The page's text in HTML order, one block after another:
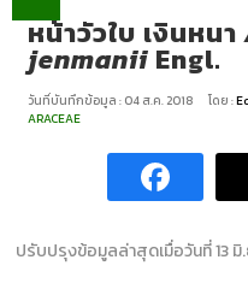
หน้าวัวใบ เงินหนา
jenmaniiEngl.
วันที่บันทึกข้อมูล : 04 ส.ค. 2018 โดย :
ARACEAE
ปรับปรุงข้อมูลล่าสุดเมื่อวันที่ 13 มิ